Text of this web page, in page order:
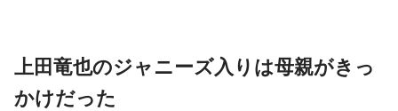
上田竜也のジャニーズ入りは母親がきっ
かけだった